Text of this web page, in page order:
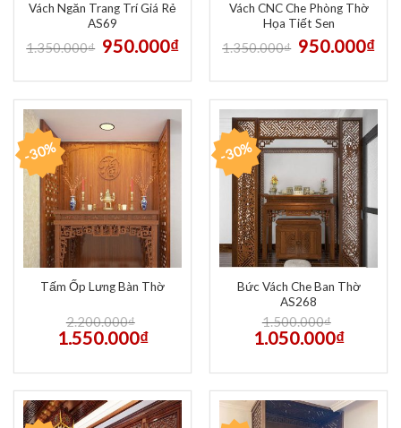
Vách Ngăn Trang Trí Giá Rẻ
AS69
1.350.000₫ 950.000₫
Vách CNC Che Phòng Thờ
Họa Tiết Sen
1.350.000₫ 950.000₫
-30%
Tấm Ốp Lưng Bàn Thờ
2.200.000₫
1.550.000₫
-30%
Bức Vách Che Ban Thờ
AS268
1.500.000₫
1.050.000₫